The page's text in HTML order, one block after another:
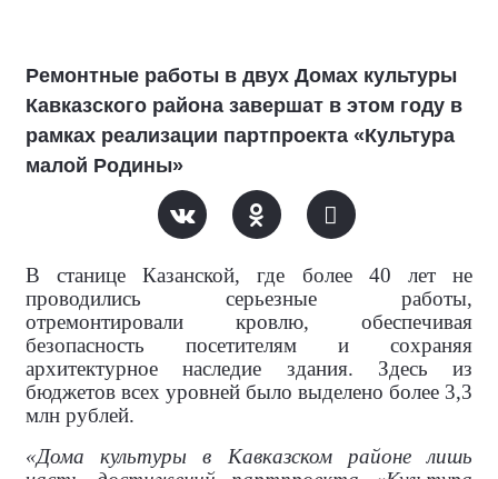
Ремонтные работы в двух Домах культуры
Кавказского района завершат в этом году в
рамках реализации партпроекта «Культура
малой Родины»
В станице Казанской, где более 40 лет не
проводились серьезные работы,
отремонтировали кровлю, обеспечивая
безопасность посетителям и сохраняя
архитектурное наследие здания. Здесь из
бюджетов всех уровней было выделено более 3,3
млн рублей.
«Дома культуры в Кавказском районе лишь